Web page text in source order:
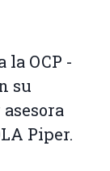
la OCP -
su
Piper.